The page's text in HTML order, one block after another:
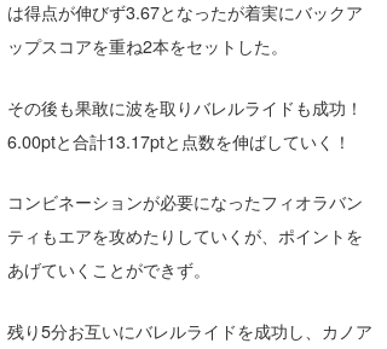
は得点が伸びず3.67となったが着実にバックア
ップスコアを重ね2本をセットした。
その後も果敢に波を取りバレルライドも成功！
6.00ptと合計13.17ptと点数を伸ばしていく！
コンビネーションが必要になったフィオラバン
ティもエアを攻めたりしていくが、ポイントを
あげていくことができず。
残り5分お互いにバレルライドを成功し、カノア